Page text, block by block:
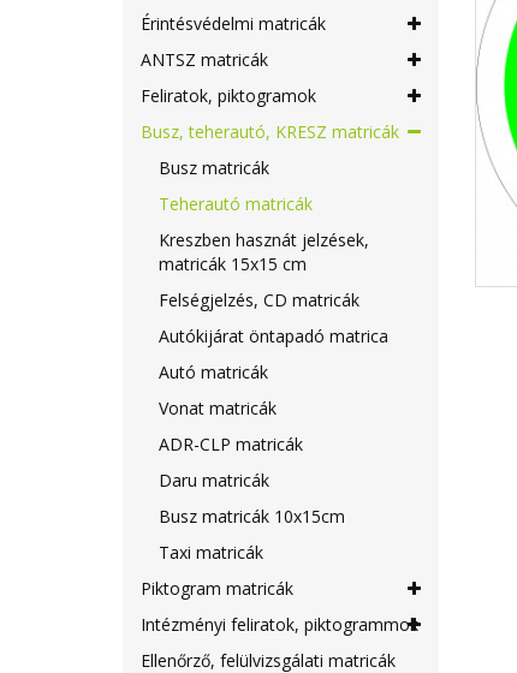
Érintésvédelmi matricák
ANTSZ matricák
Feliratok, piktogramok
Busz, teherautó, KRESZ matricák
Busz matricák
Teherautó matricák
Kreszben hasznát jelzések,
matricák 15x15 cm
Felségjelzés, CD matricák
Autókijárat öntapadó matrica
Autó matricák
Vonat matricák
ADR-CLP matricák
Daru matricák
Busz matricák 10x15cm
Taxi matricák
Piktogram matricák
Intézményi feliratok, piktogrammok
Ellenőrző, felülvizsgálati matricák